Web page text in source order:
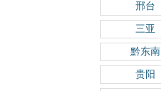
邢台
三亚
黔东南
贵阳